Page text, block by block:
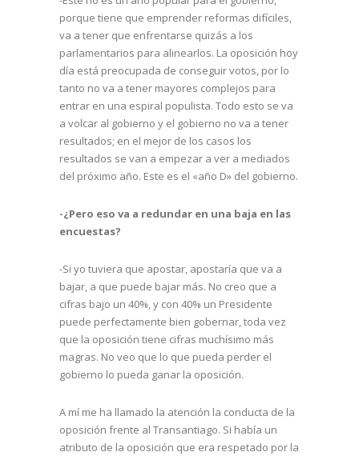
porque tiene que emprender reformas difíciles,
va a tener que enfrentarse quizás a los
parlamentarios para alinearlos. La oposición hoy
día está preocupada de conseguir votos, por lo
tanto no va a tener mayores complejos para
entrar en una espiral populista. Todo esto se va
a volcar al gobierno y el gobierno no va a tener
resultados; en el mejor de los casos los
resultados se van a empezar a ver a mediados
del próximo año. Este es el «año D» del gobierno.
-¿Pero eso va a redundar en una baja en las
encuestas?
-Si yo tuviera que apostar, apostaría que va a
bajar, a que puede bajar más. No creo que a
cifras bajo un 40%, y con 40% un Presidente
puede perfectamente bien gobernar, toda vez
que la oposición tiene cifras muchísimo más
magras. No veo que lo que pueda perder el
gobierno lo pueda ganar la oposición.
A mí me ha llamado la atención la conducta de la
oposición frente al Transantiago. Si había un
atributo de la oposición que era respetado por la